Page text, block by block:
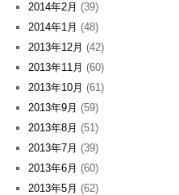
2014年2月 (39)
2014年1月 (48)
2013年12月 (42)
2013年11月 (60)
2013年10月 (61)
2013年9月 (59)
2013年8月 (51)
2013年7月 (39)
2013年6月 (60)
2013年5月 (62)